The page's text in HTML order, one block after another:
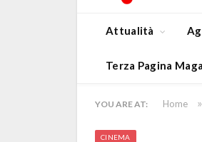
Attualità
Terza Pagina
YOU ARE AT: Home »
CINEMA